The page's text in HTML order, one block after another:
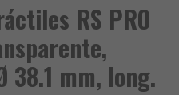
RS PRO
38.1 mm, long.